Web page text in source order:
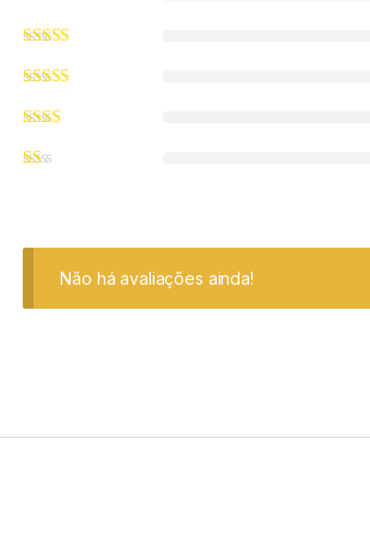
Não há avaliações ainda!